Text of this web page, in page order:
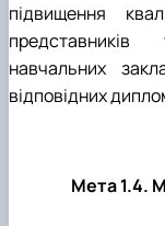
підвищення
представників
навчальних
відповідних
Мета 1.4.